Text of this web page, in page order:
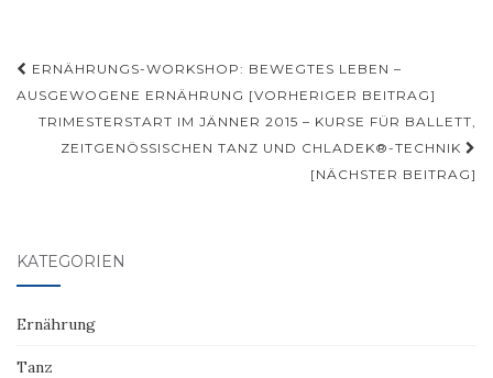
Beitragsnavigation
ERNÄHRUNGS-WORKSHOP: BEWEGTES LEBEN –
AUSGEWOGENE ERNÄHRUNG [VORHERIGER BEITRAG]
TRIMESTERSTART IM JÄNNER 2015 – KURSE FÜR BALLETT,
ZEITGENÖSSISCHEN TANZ UND CHLADEK®-TECHNIK
[NÄCHSTER BEITRAG]
KATEGORIEN
Ernährung
Tanz